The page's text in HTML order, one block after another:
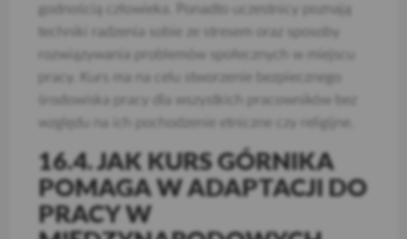
godnością człowieka. Ponadto uczestnicy poznają
techniki radzenia sobie ze stresem oraz sposoby
rozwiązywania problemów społecznych w miejscu
pracy. Kurs ma na celu stworzenie bezpiecznego
środowiska pracy dla wszystkich pracowników bez
względu na ich pochodzenie etniczne czy religijne.
16.4. JAK KURS GÓRNIKA
POMAGA W ADAPTACJI DO
PRACY W